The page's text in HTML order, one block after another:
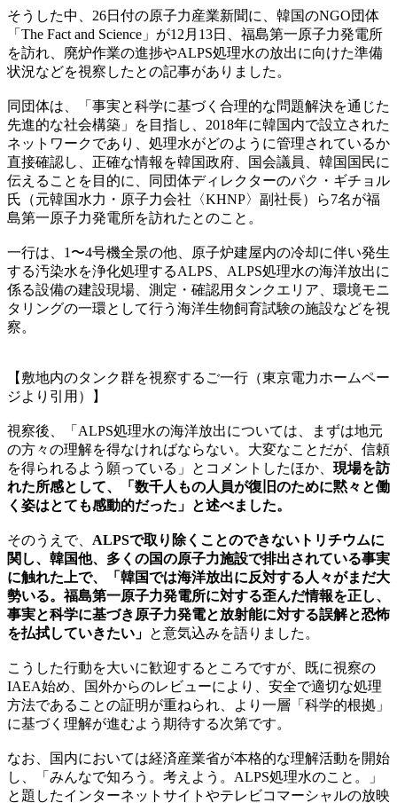
そうした中、26日付の原子力産業新聞に、韓国のNGO団体
「The Fact and Science」が12月13日、福島第一原子力発電所
を訪れ、廃炉作業の進捗やALPS処理水の放出に向けた準備
状況などを視察したとの記事がありました。
同団体は、「事実と科学に基づく合理的な問題解決を通じた
先進的な社会構築」を目指し、2018年に韓国内で設立された
ネットワークであり、処理水がどのように管理されているか
直接確認し、正確な情報を韓国政府、国会議員、韓国国民に
伝えることを目的に、同団体ディレクターのパク・ギチョル
氏（元韓国水力・原子力会社〈KHNP〉副社長）ら7名が福
島第一原子力発電所を訪れたとのこと。
一行は、1〜4号機全景の他、原子炉建屋内の冷却に伴い発生
する汚染水を浄化処理するALPS、ALPS処理水の海洋放出に
係る設備の建設現場、測定・確認用タンクエリア、環境モニ
タリングの一環として行う海洋生物飼育試験の施設などを視
察。
【敷地内のタンク群を視察するご一行（東京電力ホームペー
ジより引用）】
視察後、「ALPS処理水の海洋放出については、まずは地元
の方々の理解を得なければならない。大変なことだが、信頼
を得られるよう願っている」とコメントしたほか、 現場を訪
れた所感として、「数千人もの人員が復旧のために黙々と働
く姿はとても感動的だった」と述べました。
そのうえで、 ALPSで取り除くことのできないトリチウムに
関し、韓国他、多くの国の原子力施設で排出されている事実
に触れた上で、「韓国では海洋放出に反対する人々がまだ大
勢いる。福島第一原子力発電所に対する歪んだ情報を正し、
事実と科学に基づき原子力発電と放射能に対する誤解と恐怖
を払拭していきたい」 と意気込みを語りました。
こうした行動を大いに歓迎するところですが、既に視察の
IAEA始め、国外からのレビューにより、安全で適切な処理
方法であることの証明が重ねられ、より一層「科学的根拠」
に基づく理解が進むよう期待する次第です。
なお、国内においては経済産業省が本格的な理解活動を開始
し、「みんなで知ろう。考えよう。ALPS処理水のこと。」
と題したインターネットサイトやテレビコマーシャルの放映